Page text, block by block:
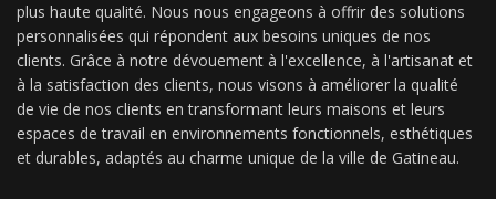
plus haute qualité. Nous nous engageons à offrir des solutions
personnalisées qui répondent aux besoins uniques de nos
clients. Grâce à notre dévouement à l'excellence, à l'artisanat et
à la satisfaction des clients, nous visons à améliorer la qualité
de vie de nos clients en transformant leurs maisons et leurs
espaces de travail en environnements fonctionnels, esthétiques
et durables, adaptés au charme unique de la ville de Gatineau.